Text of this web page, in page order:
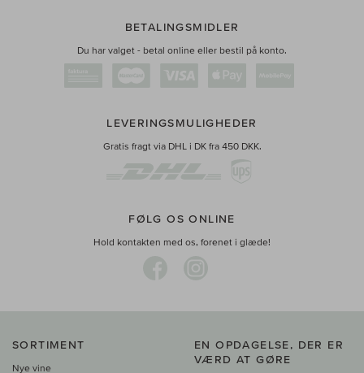
BETALINGSMIDLER
Du har valget - betal online eller bestil på konto.
LEVERINGSMULIGHEDER
Gratis fragt via DHL i DK fra 450 DKK.
FØLG OS ONLINE
Hold kontakten med os, forenet i glæde!
SORTIMENT
Nye vine
EN OPDAGELSE, DER ER
VÆRD AT GØRE